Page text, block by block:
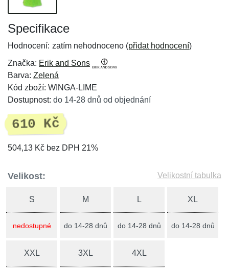
Specifikace
Hodnocení: zatím nehodnoceno (přidat hodnocení)
Značka: Erik and Sons
Barva: Zelená
Kód zboží: WINGA-LIME
Dostupnost: do 14-28 dnů od objednání
610 Kč
504,13 Kč bez DPH 21%
Velikost: Velikostní tabulka
S
nedostupné
M
do 14-28 dnů
L
do 14-28 dnů
XL
do 14-28 dnů
XXL 3XL 4XL